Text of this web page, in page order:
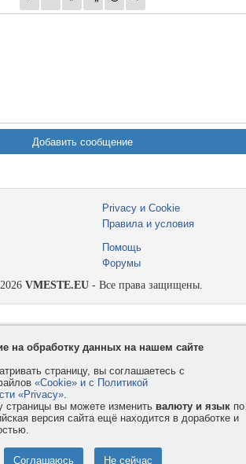
Privacy и Cookie
Правила и условия
Помощь
Форумы
VMESTE.EU - Все права защищены.
на обработку данных на нашем сайте
страницу, вы соглашаетесь с
«Cookie» и с Политикой
«Privacy».
страницы вы можете изменить валюту и язык по
версия сайта ещё находится в доработке и